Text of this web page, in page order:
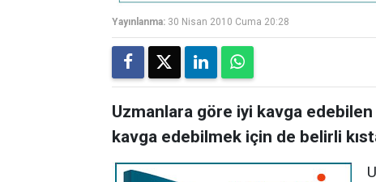
Yayınlanma: 30 Nisan 2010 Cuma 20:28
Uzmanlara göre iyi kavga
kavga edebilmek için de belirli